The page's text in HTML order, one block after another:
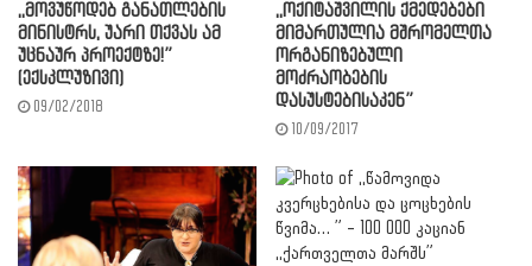
,,მოვუწოდებ განათლების
მინისტრს, უარი თქვას ამ
უცნაურ პროექტზე!”
(ექსკლუზივი)
09/02/2018
,,ოქიტაშვილის ქმედებები
მიმართულია მშრომელთა
ორგანიზებული
მოძრაობების
დასუსტებისაკენ”
10/09/2017